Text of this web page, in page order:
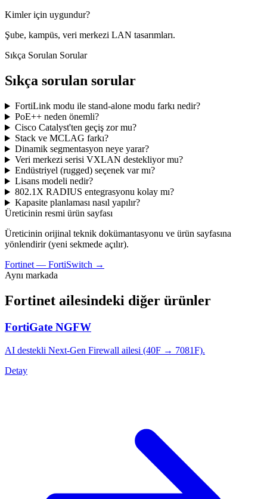
Kimler için uygundur?
Şube, kampüs, veri merkezi LAN tasarımları.
Sıkça Sorulan Sorular
Sıkça sorulan sorular
FortiLink modu ile stand-alone modu farkı nedir?
PoE++ neden önemli?
Cisco Catalyst'ten geçiş zor mu?
Stack ve MCLAG farkı?
Dinamik segmentasyon neye yarar?
Veri merkezi serisi VXLAN destekliyor mu?
Endüstriyel (rugged) seçenek var mı?
Lisans modeli nedir?
802.1X RADIUS entegrasyonu kolay mı?
Kapasite planlaması nasıl yapılır?
Üreticinin resmi ürün sayfası
Üreticinin orijinal teknik dokümantasyonu ve ürün sayfasına
yönlendirir (yeni sekmede açılır).
Fortinet — FortiSwitch →
Aynı markada
Fortinet ailesindeki diğer ürünler
FortiGate NGFW
AI destekli Next-Gen Firewall ailesi (40F → 7081F).
Detay